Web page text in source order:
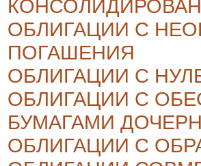
ОБЛИГАЦИИ С
ПОГАШЕНИЯ
ОБЛИГАЦИИ С
ОБЛИГАЦИИ С
БУМАГАМИ
ОБЛИГАЦИИ С